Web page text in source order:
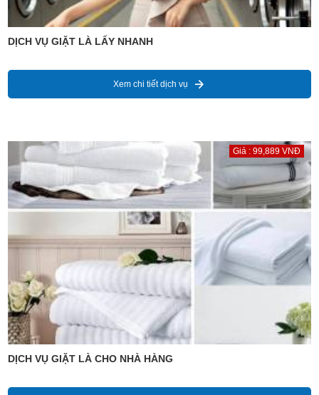
DỊCH VỤ GIẶT LÀ LẤY NHANH
Xem chi tiết dịch vụ
Giá : 99,889 VNĐ
DỊCH VỤ GIẶT LÀ CHO NHÀ HÀNG